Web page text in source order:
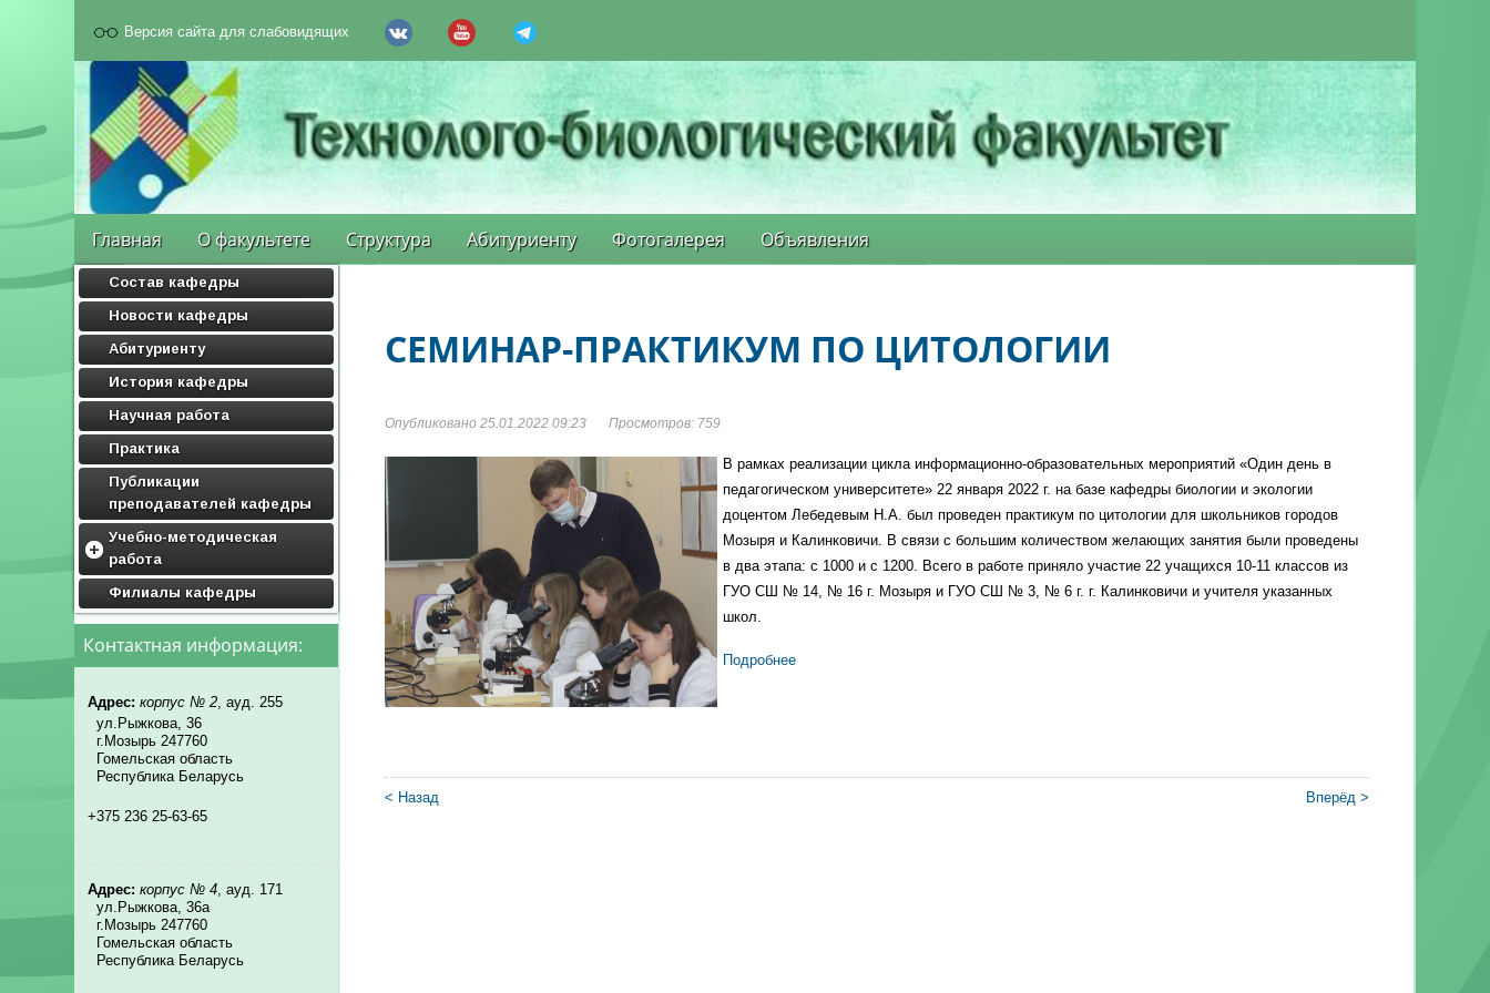
Версия сайта для слабовидящих
Главная О факультете Структура Абитуриенту Фотогалерея Объявления
СЕМИНАР-ПРАКТИКУМ ПО ЦИТОЛОГИИ
Опубликовано 25.01.2022 09:23 Просмотров: 759
В рамках реализации цикла информационно-образовательных мероприятий «Один день в
педагогическом университете» 22 января 2022 г. на базе кафедры биологии и экологии
доцентом Лебедевым Н.А. был проведен практикум по цитологии для школьников городов
Мозыря и Калинковичи. В связи с большим количеством желающих занятия были проведены
в два этапа: с 1000 и с 1200. Всего в работе приняло участие 22 учащихся 10-11 классов из
ГУО СШ № 14, № 16 г. Мозыря и ГУО СШ № 3, № 6 г. г. Калинковичи и учителя указанных
школ.
Подробнее
< Назад Вперёд >
Состав кафедры
Новости кафедры
Абитуриенту
История кафедры
Научная работа
Практика
Публикации
преподавателей кафедры
Учебно-методическая
работа
Дисциплины кафедры
Учебные программы
Методические материалы
Филиалы кафедры
Контактная информация:
Адрес: корпус № 2, ауд. 255
ул.Рыжкова, 36
г.Мозырь 247760
Гомельская область
Республика Беларусь
+375 236 25-63-65
Адрес: корпус № 4, ауд. 171
ул.Рыжкова, 36а
г.Мозырь 247760
Гомельская область
Республика Беларусь